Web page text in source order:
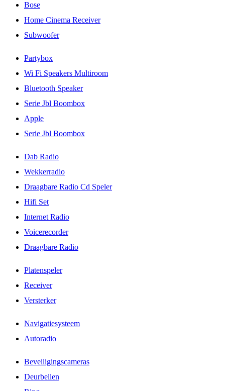
Bose
Home Cinema Receiver
Subwoofer
Partybox
Wi Fi Speakers Multiroom
Bluetooth Speaker
Serie Jbl Boombox
Apple
Serie Jbl Boombox
Dab Radio
Wekkerradio
Draagbare Radio Cd Speler
Hifi Set
Internet Radio
Voicerecorder
Draagbare Radio
Platenspeler
Receiver
Versterker
Navigatiesysteem
Autoradio
Beveiligingscameras
Deurbellen